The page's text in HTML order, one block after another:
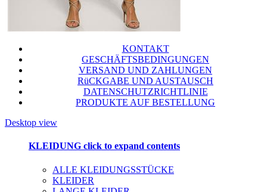
KONTAKT
GESCHÄFTSBEDINGUNGEN
VERSAND UND ZAHLUNGEN
RüCKGABE UND AUSTAUSCH
DATENSCHUTZRICHTLINIE
PRODUKTE AUF BESTELLUNG
Desktop view
KLEIDUNG click to expand contents
ALLE KLEIDUNGSSTÜCKE
KLEIDER